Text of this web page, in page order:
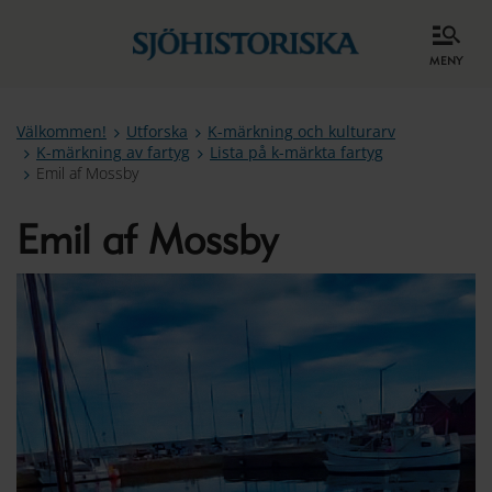
meny
Välkommen! Utforska
K-märkning och kulturarv
K-märkning av fartyg
Lista på k-märkta fartyg
Emil af Mossby
Emil af Mossby